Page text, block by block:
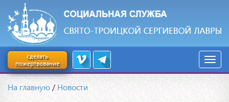
сделать
пожертвование
На главную /Новости